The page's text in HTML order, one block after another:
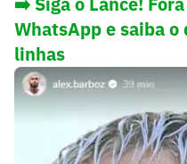
WhatsApp e saiba o
linhas